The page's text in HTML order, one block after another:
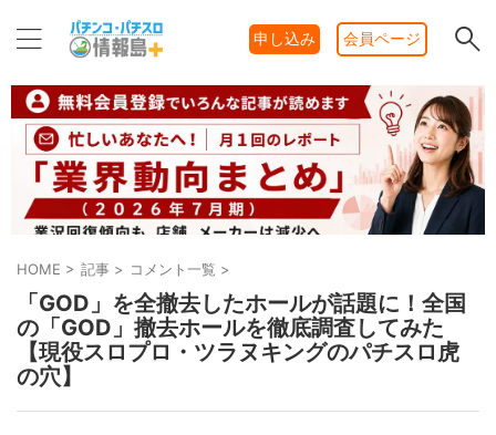
申し込み 会員ページ
HOME > 記事 > コメント一覧 >
「GOD」を全撤去したホールが話題に！全国
の「GOD」撤去ホールを徹底調査してみた
【現役スロプロ・ツラヌキングのパチスロ虎
の穴】